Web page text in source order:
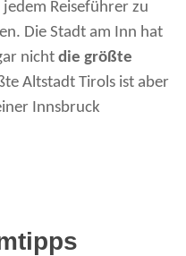
Reiseführer zu
Die Stadt am Inn hat
nichtdie größte
Altstadt Tirols ist aber
Innsbruck